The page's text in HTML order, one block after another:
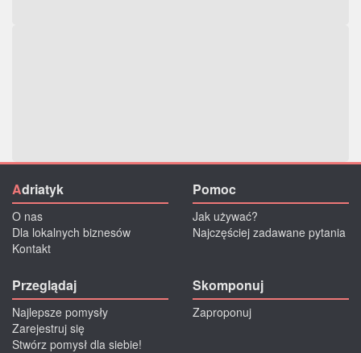
Adriatyk
O nas
Dla lokalnych biznesów
Kontakt
Pomoc
Jak używać?
Najczęściej zadawane pytania
Przeglądaj
Najlepsze pomysły
Zarejestruj się
Stwórz pomysł dla siebie!
Skomponuj
Zaproponuj